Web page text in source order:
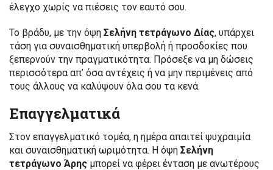
έλεγχο χωρίς να πιέσεις τον εαυτό σου.
Το βράδυ, με την όψη Σελήνη τετράγωνο Δίας, υπάρχει
τάση για συναισθηματική υπερβολή ή προσδοκίες που
ξεπερνούν την πραγματικότητα. Πρόσεξε να μη δώσεις
περισσότερα απ’ όσα αντέχεις ή να μην περιμένεις από
τους άλλους να καλύψουν όλα σου τα κενά.
Επαγγελματικά
Στον επαγγελματικό τομέα, η ημέρα απαιτεί ψυχραιμία
και συναισθηματική ωριμότητα. Η όψη Σελήνη
τετράγωνο Άρης μπορεί να φέρει ένταση με ανωτέρους